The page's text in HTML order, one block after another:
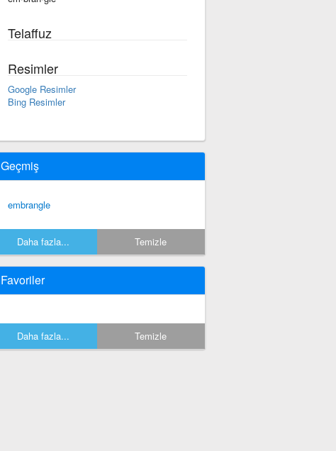
Telaffuz
Resimler
Google Resimler
Bing Resimler
Geçmiş
embrangle
Daha fazla... Temizle
Favoriler
Daha fazla... Temizle